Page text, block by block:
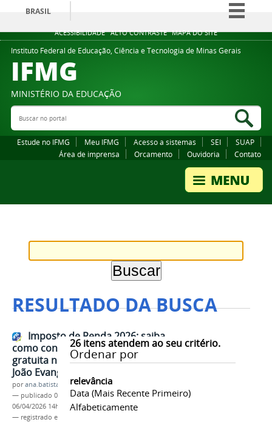
ACESSIBILIDADE ALTO CONTRASTE MAPA DO SITE
BRASIL
Simplifique!
Comunica BR
Legislação
Instituto Federal de Educação, Ciência e Tecnologia de Minas Gerais
IFMG
MINISTÉRIO DA EDUCAÇÃO
Buscar no portal
Estude no IFMG Meu IFMG Acesso a sistemas SEI
SUAP
Área de imprensa
Orcamento Ouvidoria Contato
RESULTADO DA BUSCA
26itens atendem ao seu critério.
Ordenar por
relevância
Data (mais Recente Primeiro)
Alfabeticamente
Imposto de Renda 2026: saiba
como conseguir consultoria
gratuita nos campi Sabará e São
João Evangelista
porana.batista
— publicado 06/04/2026 —última modificação
06/04/2026 14h02
— registrado em: